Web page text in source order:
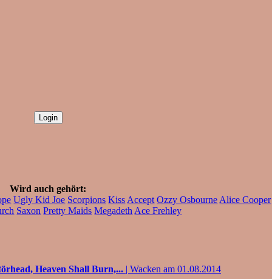
Wird auch gehört:
Ugly Kid Joe Scorpions Kiss Accept Ozzy Osbourne Alice Cooper
Saxon Pretty Maids Megadeth Ace Frehley
Heaven Shall Burn,... | Wacken am 01.08.2014